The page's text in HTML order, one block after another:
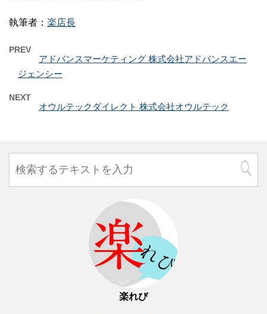
執筆者： 楽店長
PREV
アドバンスマーケティング 株式会社アドバンスエー
ジェンシー
NEXT
オウルテックダイレクト 株式会社オウルテック
楽れび